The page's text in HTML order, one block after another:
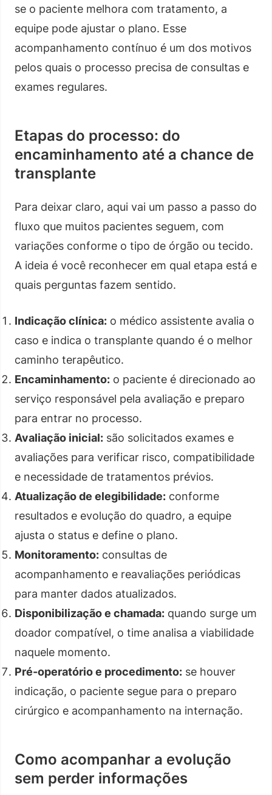
se o paciente melhora com tratamento, a
equipe pode ajustar o plano. Esse
acompanhamento contínuo é um dos motivos
pelos quais o processo precisa de consultas e
exames regulares.
Etapas do processo: do
encaminhamento até a chance de
transplante
Para deixar claro, aqui vai um passo a passo do
fluxo que muitos pacientes seguem, com
variações conforme o tipo de órgão ou tecido.
A ideia é você reconhecer em qual etapa está e
quais perguntas fazem sentido.
Indicação clínica: o médico assistente avalia o
caso e indica o transplante quando é o melhor
caminho terapêutico.
Encaminhamento: o paciente é direcionado ao
serviço responsável pela avaliação e preparo
para entrar no processo.
Avaliação inicial: são solicitados exames e
avaliações para verificar risco, compatibilidade
e necessidade de tratamentos prévios.
Atualização de elegibilidade: conforme
resultados e evolução do quadro, a equipe
ajusta o status e define o plano.
Monitoramento: consultas de
acompanhamento e reavaliações periódicas
para manter dados atualizados.
Disponibilização e chamada: quando surge um
doador compatível, o time analisa a viabilidade
naquele momento.
Pré-operatório e procedimento: se houver
indicação, o paciente segue para o preparo
cirúrgico e acompanhamento na internação.
Como acompanhar a evolução
sem perder informações